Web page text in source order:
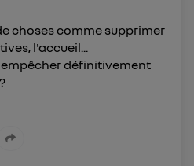
choses comme supprimer
l'accueil...
définitivement
moment retirer ce
d’Utiq
("
Utiq » en bas de ce site.
veuillez consulter
sur les données